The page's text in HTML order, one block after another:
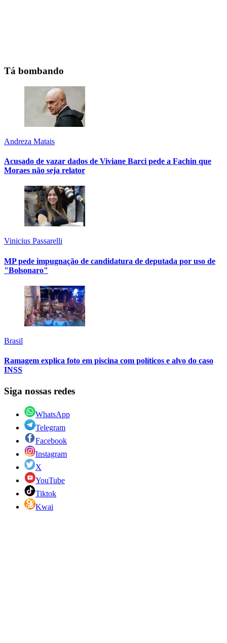
Tá bombando
Andreza Matais
Acusado de vazar dados de Viviane Barci pede a Fachin que
Moraes não seja relator
Vinicius Passarelli
MP pede impugnação de candidatura de deputada por uso de
"Bolsonaro"
Brasil
Ramagem explica foto em piscina com políticos e alvo do caso
INSS
Siga nossas redes
WhatsApp
Telegram
Facebook
Instagram
X
YouTube
Tiktok
Kwai